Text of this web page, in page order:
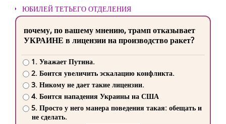
ЮБИЛЕЙ ТЕТЬЕГО ОТДЕЛЕНИЯ
почему, по вашему мнению, трамп отказывает
УКРАИНЕ в лицензии на производство ракет?
1. Уважает Путина.
2. Боится увеличить эскалацию конфликта.
3. Никому не дает такие лицензии.
4. Боится нападения Украины на США
5. Просто у него манера поведения такая: обещать и
не сделать.